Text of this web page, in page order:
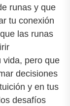
runas y que
tu conexión
las runas
vida, pero que
decisiones
y en tus
desafíos